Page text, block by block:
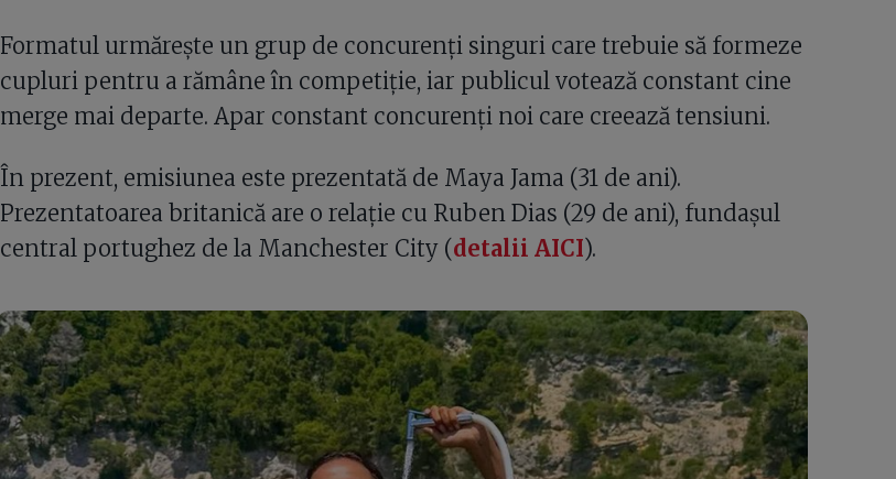
Formatul urmărește un grup de concurenți singuri care trebuie să formeze
cupluri pentru a rămâne în competiție, iar publicul votează constant cine
merge mai departe. Apar constant concurenți noi care creează tensiuni.
În prezent, emisiunea este prezentată de Maya Jama (31 de ani).
Prezentatoarea britanică are o relație cu Ruben Dias (29 de ani), fundașul
central portughez de la Manchester City (detalii AICI).